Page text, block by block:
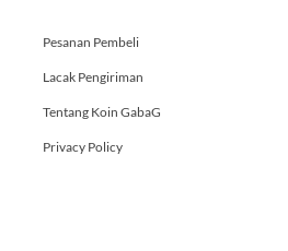
Pesanan Pembeli
Lacak Pengiriman
Tentang Koin GabaG
Privacy Policy